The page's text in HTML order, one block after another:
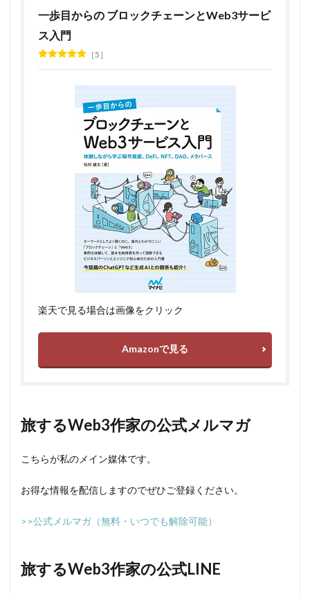
一歩目からの ブロックチェーンとWeb3サービ
ス入門
5
楽天で見る場合は画像をクリック
Amazonで見る
旅するWeb3作家の公式メルマガ
こちらが私のメイン媒体です。
お得な情報を配信しますのでぜひご登録ください。
>>公式メルマガ（無料・いつでも解除可能）
旅するWeb3作家の公式LINE